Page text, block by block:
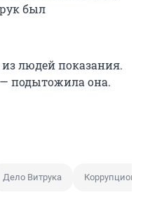
был
людей показания.
подытожила она.
Дело Витрука